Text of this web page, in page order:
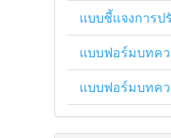
แบบชี้แจงการ
แบบฟอร์มบทค
แบบฟอร์มบทค